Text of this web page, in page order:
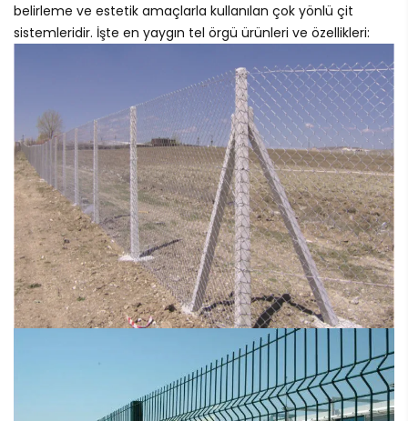
belirleme ve estetik amaçlarla kullanılan çok yönlü çit
sistemleridir. İşte en yaygın tel örgü ürünleri ve özellikleri: